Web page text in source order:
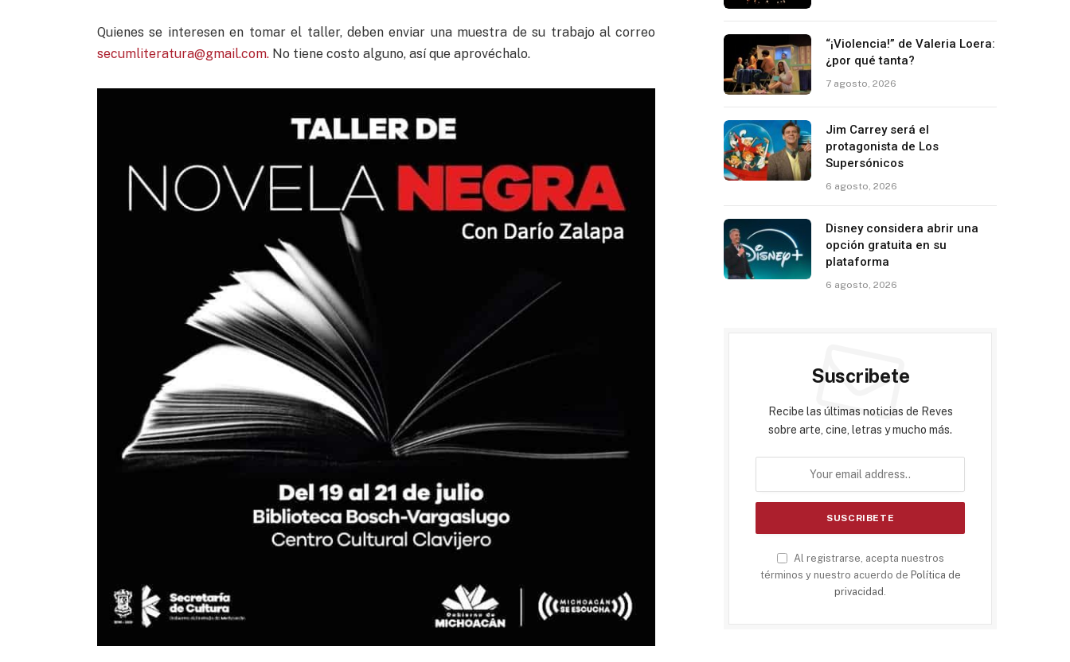
Quienes se interesen en tomar el taller, deben enviar una muestra de su trabajo al correo
secumliteratura@gmail.com.No tiene costo alguno, así que aprovéchalo.
“¡Violencia!” de Valeria Loera:
¿por qué tanta?
7 agosto, 2026
Jim Carrey será el
protagonista de Los
Supersónicos
6 agosto, 2026
Disney considera abrir una
opción gratuita en su
plataforma
6 agosto, 2026
Suscribete
Recibe las últimas noticias de Reves
sobre arte, cine, letras y mucho más.
Al registrarse, acepta nuestros
términos y nuestro acuerdo de Política de
privacidad